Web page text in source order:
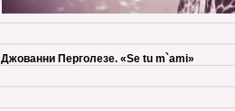
Джованни Перголезе. «Se tu m`ami»